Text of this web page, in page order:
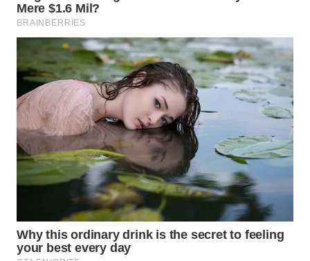
WAHANA
UMKM
WAHANA
SELEB
WAHANA
PERSONA
WAHANA
OTOMOTIF
WAHANA
HEALTH